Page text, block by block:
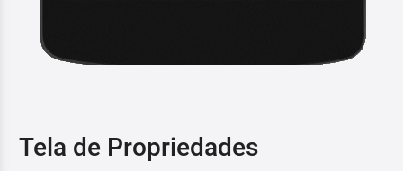
Tela de Propriedades